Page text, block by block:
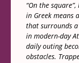
“On the
in Greek means
that surrounds
in modern-day
daily outing
obstacles.